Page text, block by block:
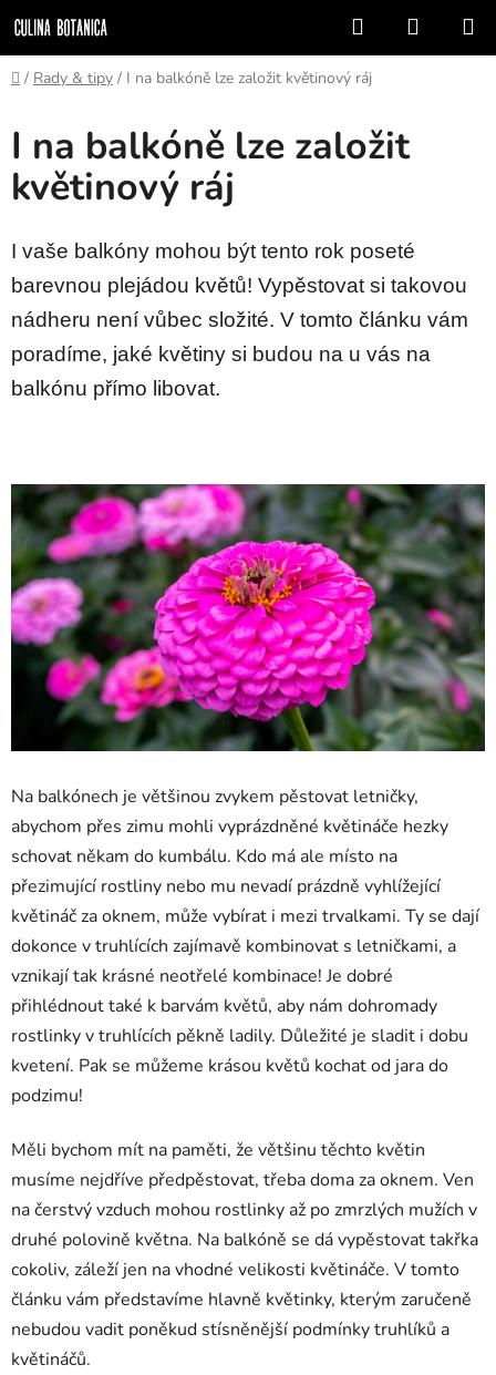
na
obsah
Hledat
KOŠÍK
Domů
/ Rady & tipy / I na balkóně lze založit květinový ráj
I na balkóně lze založit
květinový ráj
I vaše balkóny mohou být tento rok poseté
barevnou plejádou květů! Vypěstovat si takovou
nádheru není vůbec složité. V tomto článku vám
poradíme, jaké květiny si budou na u vás na
balkónu přímo libovat.
Na balkónech je většinou zvykem pěstovat letničky,
abychom přes zimu mohli vyprázdněné květináče hezky
schovat někam do kumbálu. Kdo má ale místo na
přezimující rostliny nebo mu nevadí prázdně vyhlížející
květináč za oknem, může vybírat i mezi trvalkami. Ty se dají
dokonce v truhlících zajímavě kombinovat s letničkami, a
vznikají tak krásné neotřelé kombinace! Je dobré
přihlédnout také k barvám květů, aby nám dohromady
rostlinky v truhlících pěkně ladily. Důležité je sladit i dobu
kvetení. Pak se můžeme krásou květů kochat od jara do
podzimu!
Měli bychom mít na paměti, že většinu těchto květin
musíme nejdříve předpěstovat, třeba doma za oknem. Ven
na čerstvý vzduch mohou rostlinky až po zmrzlých mužích v
druhé polovině května. Na balkóně se dá vypěstovat takřka
cokoliv, záleží jen na vhodné velikosti květináče. V tomto
článku vám představíme hlavně květinky, kterým zaručeně
nebudou vadit poněkud stísněnější podmínky truhlíků a
květináčů.